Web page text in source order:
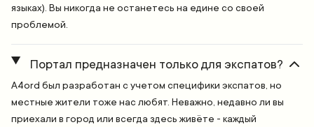
языках). Вы никогда не останетесь на едине со своей
проблемой.
Портал предназначен только для экспатов?
A4ord был разработан с учетом специфики экспатов, но
местные жители тоже нас любят. Неважно, недавно ли вы
приехали в город или всегда здесь живёте - каждый